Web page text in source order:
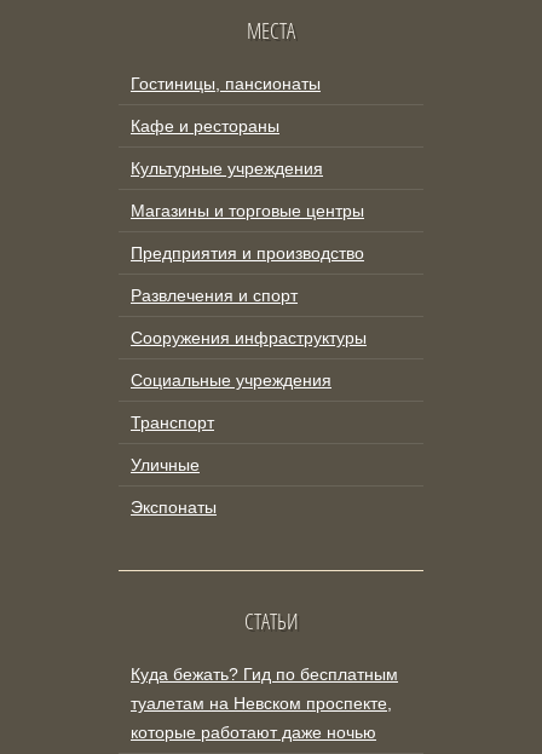
МЕСТА
Гостиницы, пансионаты
Кафе и рестораны
Культурные учреждения
Магазины и торговые центры
Предприятия и производство
Развлечения и спорт
Сооружения инфраструктуры
Социальные учреждения
Транспорт
Уличные
Экспонаты
СТАТЬИ
Куда бежать? Гид по бесплатным
туалетам на Невском проспекте,
которые работают даже ночью